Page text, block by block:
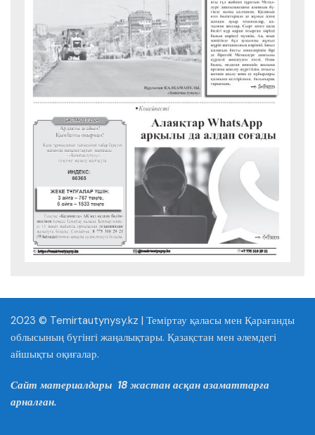
2023 © Temirtautynysy.kz | Теміртау қаласы мен Қарағанды
облысының бүгінгі жаңалықтары. Қазақстан мен әлемдегі
айшықты оқиғалар.
Сайт материалдары 18 жастан асқан азаматтарға
арналған.